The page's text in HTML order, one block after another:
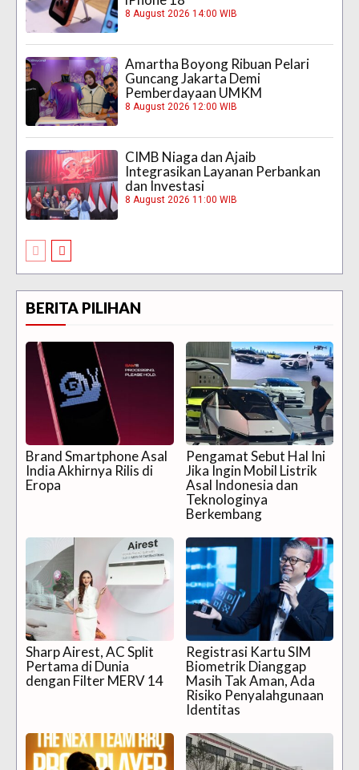
8 August 2026 14:00 WIB
Amartha Boyong Ribuan Pelari
Guncang Jakarta Demi
Pemberdayaan UMKM
8 August 2026 12:00 WIB
CIMB Niaga dan Ajaib
Integrasikan Layanan Perbankan
dan Investasi
8 August 2026 11:00 WIB
BERITA PILIHAN
Brand Smartphone Asal
India Akhirnya Rilis di
Eropa
Pengamat Sebut Hal Ini
Jika Ingin Mobil Listrik
Asal Indonesia dan
Teknologinya
Berkembang
Sharp Airest, AC Split
Pertama di Dunia
dengan Filter MERV 14
Registrasi Kartu SIM
Biometrik Dianggap
Masih Tak Aman, Ada
Risiko Penyalahgunaan
Identitas